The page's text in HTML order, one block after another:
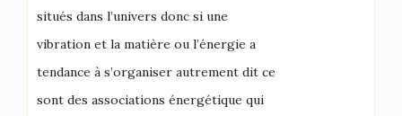
situés dans l’univers donc si une
vibration et la matière ou l’énergie a
tendance à s’organiser autrement dit ce
sont des associations énergétique qui